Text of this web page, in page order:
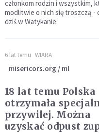
członkom rodzin i wszystkim,
modlitwie o nich się troszczą -
dziś w Watykanie.
6 lat temu WIARA
misericors.org / ml
18 lat temu Polska
otrzymała
przywilej. Można
uzyskać odpust